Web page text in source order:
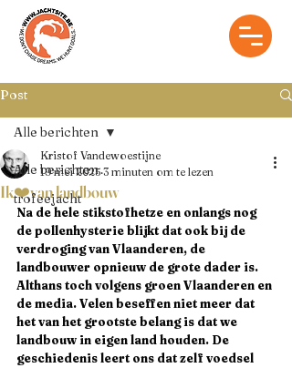
Post
Alle berichten
trofeejacht
Alle berichten
Ik❤️van landbouw
Kristof Vandewoestijne
19 mei 2025 3 minuten om te lezen
Na de hele stikstofhetze en onlangs nog
de pollenhysterie blijkt dat ook bij de
verdroging van Vlaanderen, de
landbouwer opnieuw de grote dader is.
Althans toch volgens groen Vlaanderen en
de media. Velen beseffen niet meer dat
het van het grootste belang is dat we
landbouw in eigen land houden. De
geschiedenis leert ons dat zelf voedsel